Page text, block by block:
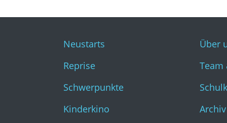
Kinderkino
Stummfilm
Cine International
Filmclub
Neustarts
Reprise
Schwerpunkte
Kinderkino
Über
Team
Archiv